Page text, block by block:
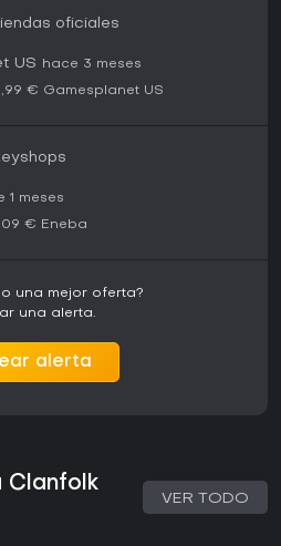
oficiales
US
hace 3 meses
€ Gamesplanet US
1 meses
€ Eneba
una mejor oferta?
una alerta.
alerta
Clanfolk
VER TODO